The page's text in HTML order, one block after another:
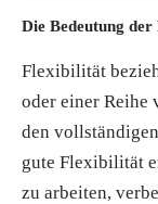
Die Bedeutung
Flexibilität
oder einer Reihe
den
gute Flexibilität
zu arbeiten,